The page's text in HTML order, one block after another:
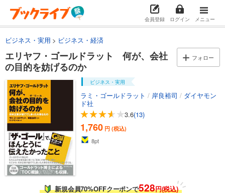
会員登録 ログイン メニュー
ビジネス・実用 ビジネス・経済
エリヤフ・ゴールドラット 何が、会社
の目的を妨げるのか
フォロー
ビジネス・実用
ラミ・ゴールドラット / 岸良裕司 / ダイヤモン
ド社
3.6(13)
1,760 円 (税込)
8pt
新規会員70%OFFクーポンで528円(税込)